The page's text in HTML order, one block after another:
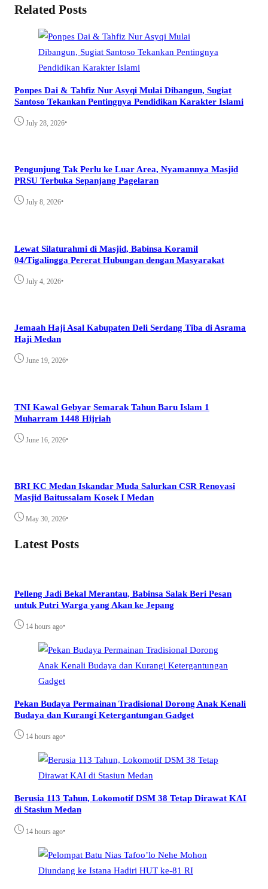
Related Posts
Ponpes Dai & Tahfiz Nur Asyqi Mulai Dibangun, Sugiat
Santoso Tekankan Pentingnya Pendidikan Karakter Islami
July 28, 2026•
Pengunjung Tak Perlu ke Luar Area, Nyamannya Masjid
PRSU Terbuka Sepanjang Pagelaran
July 8, 2026•
Lewat Silaturahmi di Masjid, Babinsa Koramil
04/Tigalingga Pererat Hubungan dengan Masyarakat
July 4, 2026•
Jemaah Haji Asal Kabupaten Deli Serdang Tiba di Asrama
Haji Medan
June 19, 2026•
TNI Kawal Gebyar Semarak Tahun Baru Islam 1
Muharram 1448 Hijriah
June 16, 2026•
BRI KC Medan Iskandar Muda Salurkan CSR Renovasi
Masjid Baitussalam Kosek I Medan
May 30, 2026•
Latest Posts
Pelleng Jadi Bekal Merantau, Babinsa Salak Beri Pesan
untuk Putri Warga yang Akan ke Jepang
14 hours ago•
Pekan Budaya Permainan Tradisional Dorong Anak Kenali
Budaya dan Kurangi Ketergantungan Gadget
14 hours ago•
Berusia 113 Tahun, Lokomotif DSM 38 Tetap Dirawat KAI
di Stasiun Medan
14 hours ago•